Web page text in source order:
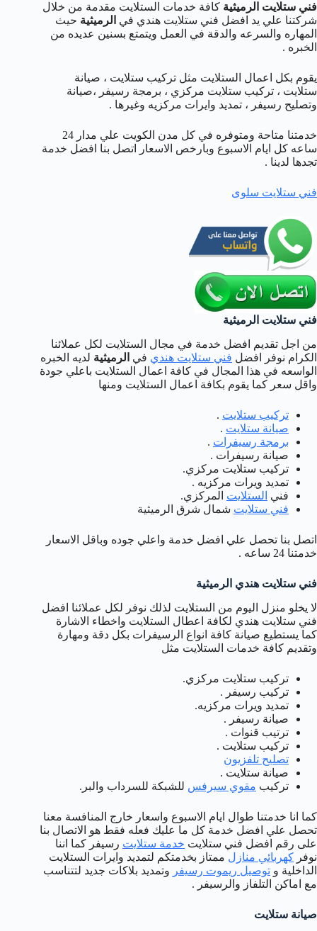
فني ستلايت الرميثية كافة خدمات الستلايت مقدمة من خلال
شركتنا علي يد افضل فني ستلايت هندي في الرميثية حيث
المهاره والسرعه والدقة في العمل ويتمتع بسنين عديده من
الخبره .
يقوم بكل اعمال الستلايت مثل تركيب ستلايت ، صيانة
ستلايت ، تركيب ستلايت مركزي ، برمجة رسيفر ،صيانة
وتصليح رسيفر ، تمديد وايرات مركزيه وغيرها .
خدمتنا متاحة ومتوفره في كل مدن الكويت علي مدار 24
ساعه كل ايام الاسبوع وبارخص الاسعار اتصل بنا افضل خدمة
تجدها لدينا .
فني ستلايت سلوى
فني ستلايت الرميثية
من اجل تقديم افضل خدمة في مجال الستلايت لكل عملائنا
الكرام نوفر افضل فني ستلايت هندي في الرميثية لديه الخبره
الواسعه في هذا المجال في كافة اعمال الستلايت باعلي جودة
واقل سعر كما يقوم بكافة اعمال الستلايت ومنها
تركيب ستلايت .
صيانة ستلايت .
برمجة رسيفرات .
صيانة رسيفرات .
تركيب ستلايت مركزي.
تمديد ويرات مركزيه .
فني الستلايت المركزي.
فني ستلايت شمال شرق الرميثية
اتصل بنا تحصل علي افضل خدمة واعلي جوده وباقل الاسعار
خدمتنا 24 ساعه .
فني ستلايت هندي الرميثية
لا يخلو منزل اليوم من الستلايت لذلك نوفر لكل عملائنا افضل
فني ستلايت هندي لكافة اعطال الستلايت واخطاء الاشارة
كما يستطيع صيانة كافة انواع الرسيفرات بكل دقة ومهارة
وتقديم كافة خدمات الستلايت مثل
تركيب ستلايت مركزي.
تركيب رسيفر .
تمديد ويرات مركزيه.
صيانة رسيفر .
ترتيب قنوات .
تركيب ستلايت .
تصليح تلفزيون
صيانة ستلايت .
تركيب مقوي سيرفس للشبكة للسرداب والبر.
كما انا خدمتنا طوال ايام الاسبوع واسعار خارج المنافسة معنا
تحصل علي افضل خدمة كل ما عليك فعله فقط هو الاتصال بنا
على رقم افضل فني ستلايت خدمة ستلايت رسيفر كما اننا
نوفر كهربائي منازل ممتاز بخدمتكم لتمديد وايرات الستلايت
الداخلية و توصيل ريموت رسيفر وتمديد بلاكات جديد لتتناسب
مع اماكن التلفاز والرسيفر .
صيانة ستلايت